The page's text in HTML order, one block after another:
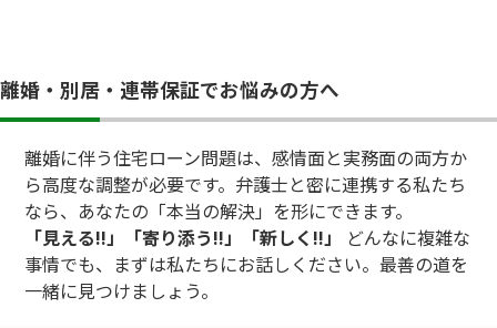
離婚・別居・連帯保証でお悩みの方へ
離婚に伴う住宅ローン問題は、感情面と実務面の両方か
ら高度な調整が必要です。弁護士と密に連携する私たち
なら、あなたの「本当の解決」を形にできます。
「見える!!」「寄り添う!!」「新しく!!」
どんなに複雑な
事情でも、まずは私たちにお話しください。最善の道を
一緒に見つけましょう。